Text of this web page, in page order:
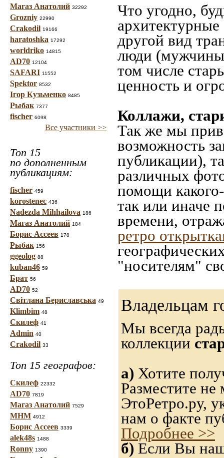
Магаз Анатолий 32292
Grozniy 22990
Crakodil 19166
haratoshka 17292
worldriko 14815
AD70 12104
SAFARI 11552
Spektor 8532
Ігор Кузьменко 8485
Рыбак 7377
fischer 6098
Все участники >>
Топ 15
по дополненным
публикациям:
fischer 459
korostenec 436
Nadezda Mihhailova 186
Магаз Анатолий 184
Борис Ассеев 178
Рыбак 156
ggeolog 88
kuban46 59
Брат 56
AD70 52
Світлана Бериславська 49
Klimbim 48
Скилеф 41
Admin 40
Crakodil 33
Топ 15 географов:
Скилеф 22332
AD70 7819
Магаз Анатолий 7529
МНМ 4912
Борис Ассеев 3339
alek48s 1488
Ronny 1390
Что угодно,
другой вид
люди
том числе
ценность и
Коллажи,
Так же мы
возможность
публикации),
различных
помощи
так или иначе
времени,
ретро
"носителям"
Владельцам
Мы всегда
коллекции
а) Хотите
Разместите
ЭтоРетро.ру,
нам о факте
Подробнее >>
б) Если Вы